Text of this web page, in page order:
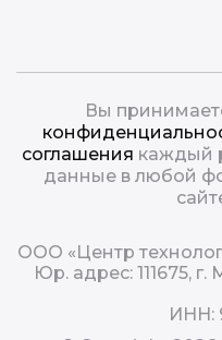
Вы
соглашения каждый
данные в любой
ООО «Центр
Юр. адрес: 111675,
ИНН: